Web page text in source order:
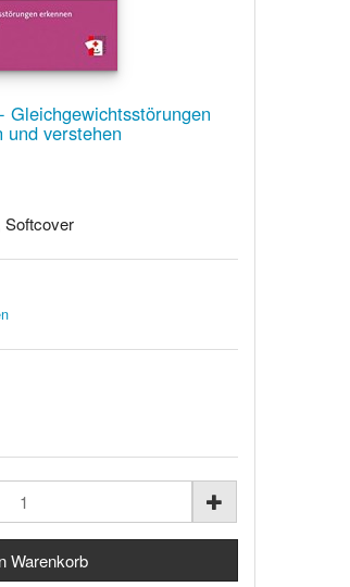
Gleichgewichtsstörungen
und verstehen
Softcover